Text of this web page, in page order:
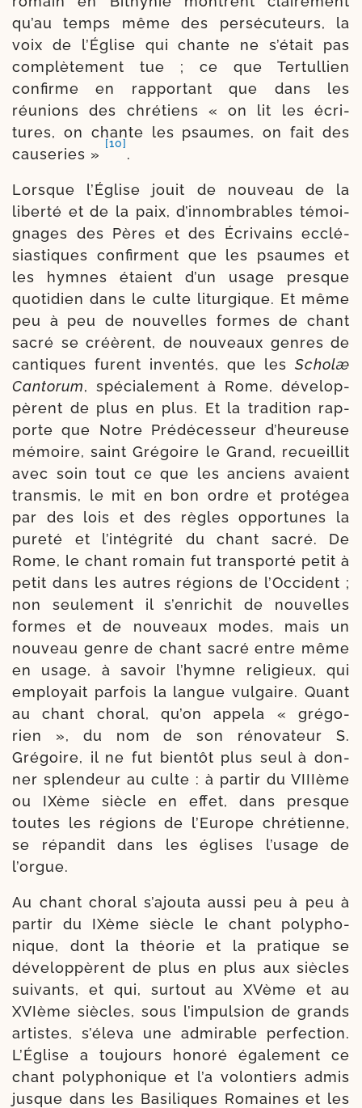
qu’au temps même des per­sé­cu­teurs, la
voix de l’Église qui chante ne s’était pas
com­plè­te­ment tue ; ce que Tertullien
confirme en rap­por­tant que dans les
réunions des chré­tiens « on lit les écri­
tures, on chante les psaumes, on fait des
cau­se­ries »
[10]
.
Lorsque l’Église jouit de nou­veau de la
liber­té et de la paix, d’innombrables témoi­
gnages des Pères et des Écrivains ecclé­
sias­tiques confirment que les psaumes et
les hymnes étaient d’un usage presque
quo­ti­dien dans le culte litur­gique. Et même
peu à peu de nou­velles formes de chant
sacré se créèrent, de nou­veaux genres de
can­tiques furent inven­tés, que les Scholæ
Cantorum, spé­cia­le­ment à Rome, déve­lop­
pèrent de plus en plus. Et la tra­di­tion rap­
porte que Notre Prédécesseur d’heureuse
mémoire, saint Grégoire le Grand, recueillit
avec soin tout ce que les anciens avaient
trans­mis, le mit en bon ordre et pro­té­gea
par des lois et des règles oppor­tunes la
pure­té et l’intégrité du chant sacré. De
Rome, le chant romain fut trans­por­té petit à
petit dans les autres régions de l’Occident ;
non seule­ment il s’enrichit de nou­velles
formes et de nou­veaux modes, mais un
nou­veau genre de chant sacré entre même
en usage, à savoir l’hymne reli­gieux, qui
employait par­fois la langue vul­gaire. Quant
au chant cho­ral, qu’on appe­la « gré­go­
rien », du nom de son réno­va­teur S.
Grégoire, il ne fut bien­tôt plus seul à don­
ner splen­deur au culte : à par­tir du VIIIème
ou IXème siècle en effet, dans presque
toutes les régions de l’Europe chré­tienne,
se répan­dit dans les églises l’usage de
l’orgue.
Au chant cho­ral s’ajouta aus­si peu à peu à
par­tir du IXème siècle le chant poly­pho­
nique, dont la théo­rie et la pra­tique se
déve­lop­pèrent de plus en plus aux siècles
sui­vants, et qui, sur­tout au XVème et au
XVIème siècles, sous l’impulsion de grands
artistes, s’éleva une admi­rable per­fec­tion.
L’Église a tou­jours hono­ré éga­le­ment ce
chant poly­pho­nique et l’a volon­tiers admis
jusque dans les Basiliques Romaines et les